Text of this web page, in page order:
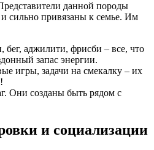
данной породы
сильно привязаны к семье. Им
бег, аджилити, фрисби – все, что
запас энергии.
игры, задачи на смекалку – их
Они созданы быть рядом с
и социализации